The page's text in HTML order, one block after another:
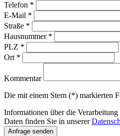
Telefon *
E-Mail *
Straße *
Hausnummer *
PLZ *
Ort *
Kommentar
Die mit einem Stern (*) markierten
Informationen über die Verarbeitung
Daten finden Sie in unserer
Anfrage senden